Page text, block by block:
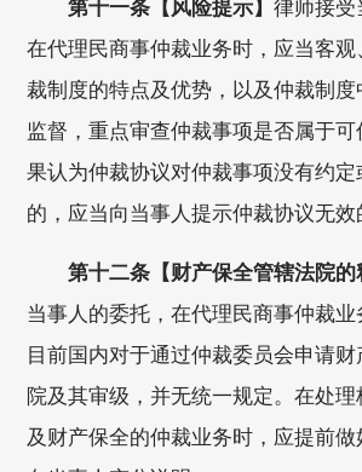
第十一条【风险提示】律师接受
在代理民商事仲裁业务时，应当客
裁制度的特点及优势，以及仲裁制
监督，重点审查仲裁事项是否属于
果认为仲裁协议对仲裁事项没有约
的，应当向当事人提示仲裁协议无效
第十二条【财产保全管辖法院的
当事人的委托，在代理民商事仲裁
目前国内对于通过仲裁委员会申请
院及其审级，并无统一规定。在处
及财产保全的仲裁业务时，应提前